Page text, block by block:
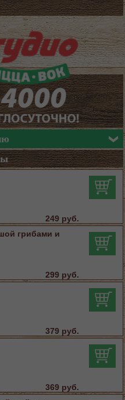
249 руб.
грибами и
299 руб.
379 руб.
369 руб.